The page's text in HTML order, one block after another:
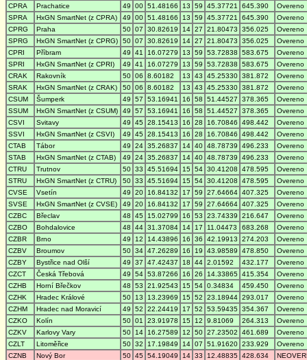
CPRA
Prachatice 49 00 51.48166 13 59 45.37721 645.390
Overeno
SPRA
HxGN SmartNet (z CPRA) 49 00 51.48166 13 59 45.37721 645.390
Overeno
CPRG
Praha 50 07 30.82619 14 27 21.80473 356.025
Overeno
SPRG
HxGN SmartNet (z CPRG) 50 07 30.82619 14 27 21.80473 356.025
Overeno
CPRI
Příbram 49 41 16.07279 13 59 53.72838 583.675
Overeno
SPRI
HxGN SmartNet (z CPRI) 49 41 16.07279 13 59 53.72838 583.675
Overeno
CRAK
Rakovník 50 06 8.60182 13 43 45.25330 381.872
Overeno
SRAK
HxGN SmartNet (z CRAK) 50 06 8.60182 13 43 45.25330 381.872
Overeno
CSUM
Šumperk 49 57 53.16941 16 58 51.44527 378.365
Overeno
SSUM
HxGN SmartNet (z CSUM) 49 57 53.16941 16 58 51.44527 378.365
Overeno
CSVI
Svitavy 49 45 28.15413 16 28 16.70846 498.442
Overeno
SSVI
HxGN SmartNet (z CSVI) 49 45 28.15413 16 28 16.70846 498.442
Overeno
CTAB
Tábor 49 24 35.26837 14 40 48.78739 496.233
Overeno
STAB
HxGN SmartNet (z CTAB) 49 24 35.26837 14 40 48.78739 496.233
Overeno
CTRU
Trutnov 50 33 45.51694 15 54 30.41208 478.595
Overeno
STRU
HxGN SmartNet (z CTRU) 50 33 45.51694 15 54 30.41208 478.595
Overeno
CVSE
Vsetín 49 20 16.84132 17 59 27.64664 407.325
Overeno
SVSE
HxGN SmartNet (z CVSE) 49 20 16.84132 17 59 27.64664 407.325
Overeno
CZBC
Břeclav 48 45 15.02799 16 53 23.74339 216.647
Overeno
CZBO
Bohdalovice 48 44 31.37084 14 17 11.04473 683.268
Overeno
CZBR
Brno 49 12 14.43896 16 36 42.19913 274.203
Overeno
CZBV
Broumov 50 34 47.26289 16 19 43.98589 478.850
Overeno
CZBY
Bystřice nad Olší 49 37 47.42437 18 44 2.01592 432.177
Overeno
CZCT
Česká Třebová 49 54 53.87266 16 26 14.33865 415.354
Overeno
CZHB
Horní Břečkov 48 53 21.92543 15 54 0.34834 459.450
Overeno
CZHK
Hradec Králové 50 13 13.23969 15 52 23.18944 293.017
Overeno
CZHM
Hradec nad Moravicí 49 52 22.24419 17 52 53.59435 354.367
Overeno
CZKO
Kolín 50 01 23.91978 15 12 9.81069 264.313
Overeno
CZKV
Karlovy Vary 50 14 16.27589 12 50 27.23502 461.689
Overeno
CZLT
Litoměřice 50 32 17.19849 14 07 51.91620 233.929
Overeno
CZNB
Nový Bor 50 45 54.19049 14 33 12.48835 428.634